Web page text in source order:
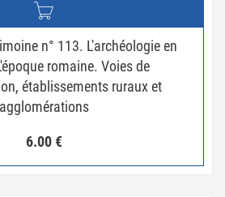
n° 113. L'archéologie en
romaine. Voies de
établissements ruraux et
agglomérations
6.00€